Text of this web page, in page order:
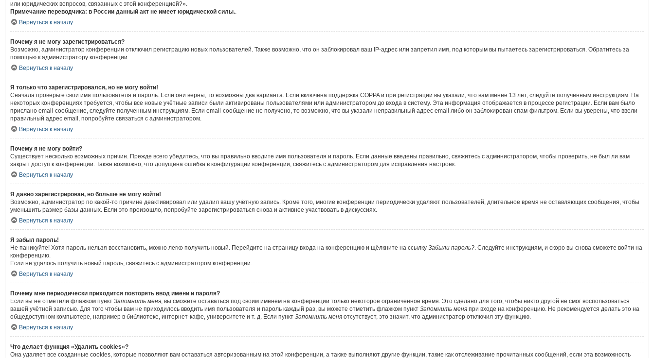
или юридических вопросов, связанных с этой конференцией?».
Примечание переводчика: в России данный акт не имеет юридической силы..
Вернуться к началу
Почему я не могу зарегистрироваться?
Возможно, администратор конференции отключил регистрацию новых пользователей. Также возможно, что он заблокировал ваш IP-адрес или запретил имя, под которым вы пытаетесь зарегистрироваться. Обратитесь за
помощью к администратору конференции.
Вернуться к началу
Я только что зарегистрировался, но не могу войти!
Сначала проверьте свои имя пользователя и пароль. Если они верны, то возможны два варианта. Если включена поддержка COPPA и при регистрации вы указали, что вам менее 13 лет, следуйте полученным инструкциям. На
некоторых конференциях требуется, чтобы все новые учётные записи были активированы пользователями или администратором до входа в систему. Эта информация отображается в процессе регистрации. Если вам было
прислано email-сообщение, следуйте полученным инструкциям. Если email-сообщение не получено, то возможно, что вы указали неправильный адрес email либо он заблокирован спам-фильтром. Если вы уверены, что ввели
правильный адрес email, попробуйте связаться с администратором.
Вернуться к началу
Почему я не могу войти?
Существует несколько возможных причин. Прежде всего убедитесь, что вы правильно вводите имя пользователя и пароль. Если данные введены правильно, свяжитесь с администратором, чтобы проверить, не был ли вам
закрыт доступ к конференции. Также возможно, что допущена ошибка в конфигурации конференции, свяжитесь с администратором для исправления настроек.
Вернуться к началу
Я давно зарегистрирован, но больше не могу войти!
Возможно, администратор по какой-то причине деактивировал или удалил вашу учётную запись. Кроме того, многие конференции периодически удаляют пользователей, длительное время не оставляющих сообщения, чтобы
уменьшить размер базы данных. Если это произошло, попробуйте зарегистрироваться снова и активнее участвовать в дискуссиях.
Вернуться к началу
Я забыл пароль!
Не паникуйте! Хотя пароль нельзя восстановить, можно легко получить новый. Перейдите на страницу входа на конференцию и щёлкните на ссылку Забыли пароль?. Следуйте инструкциям, и скоро вы снова сможете войти на
конференцию.
Если не удалось получить новый пароль, свяжитесь с администратором конференции.
Вернуться к началу
Почему мне периодически приходится повторять ввод имени и пароля?
Если вы не отметили флажком пункт Запомнить меня, вы сможете оставаться под своим именем на конференции только некоторое ограниченное время. Это сделано для того, чтобы никто другой не смог воспользоваться
вашей учётной записью. Для того чтобы вам не приходилось вводить имя пользователя и пароль каждый раз, вы можете отметить флажком пункт Запомнить меня при входе на конференцию. Не рекомендуется делать это на
общедоступном компьютере, например в библиотеке, интернет-кафе, университете и т. д. Если пункт Запомнить меня отсутствует, это значит, что администратор отключил эту функцию.
Вернуться к началу
Что делает функция «Удалить cookies»?
Она удаляет все созданные cookies, которые позволяют вам оставаться авторизованным на этой конференции, а также выполняют другие функции, такие как отслеживание прочитанных сообщений, если эта возможность